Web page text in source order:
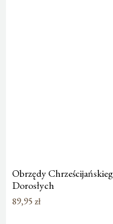
Obrzędy
Dorosłych
89,95 zł